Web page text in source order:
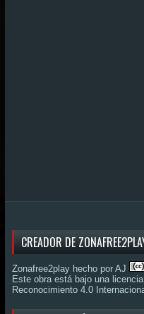
CREADOR DE
Zonafree2play hecho por AJ
Este obra está bajo una
Reconocimiento 4.0